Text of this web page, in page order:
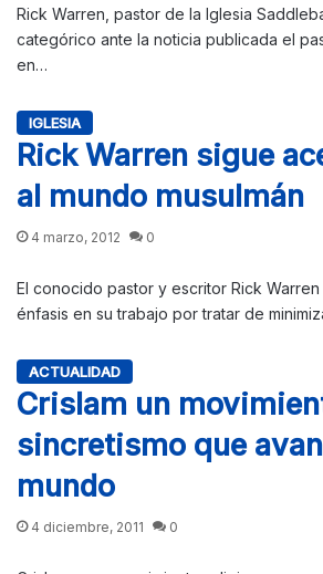
Rick Warren, pastor de la Iglesia
categórico ante la noticia publicada el
en…
IGLESIA
Rick Warren sigue
al mundo musulmán
4 marzo, 2012 0
El conocido pastor y escritor Rick
énfasis en su trabajo por tratar de
ACTUALIDAD
Crislam un
sincretismo que
mundo
4 diciembre, 2011 0